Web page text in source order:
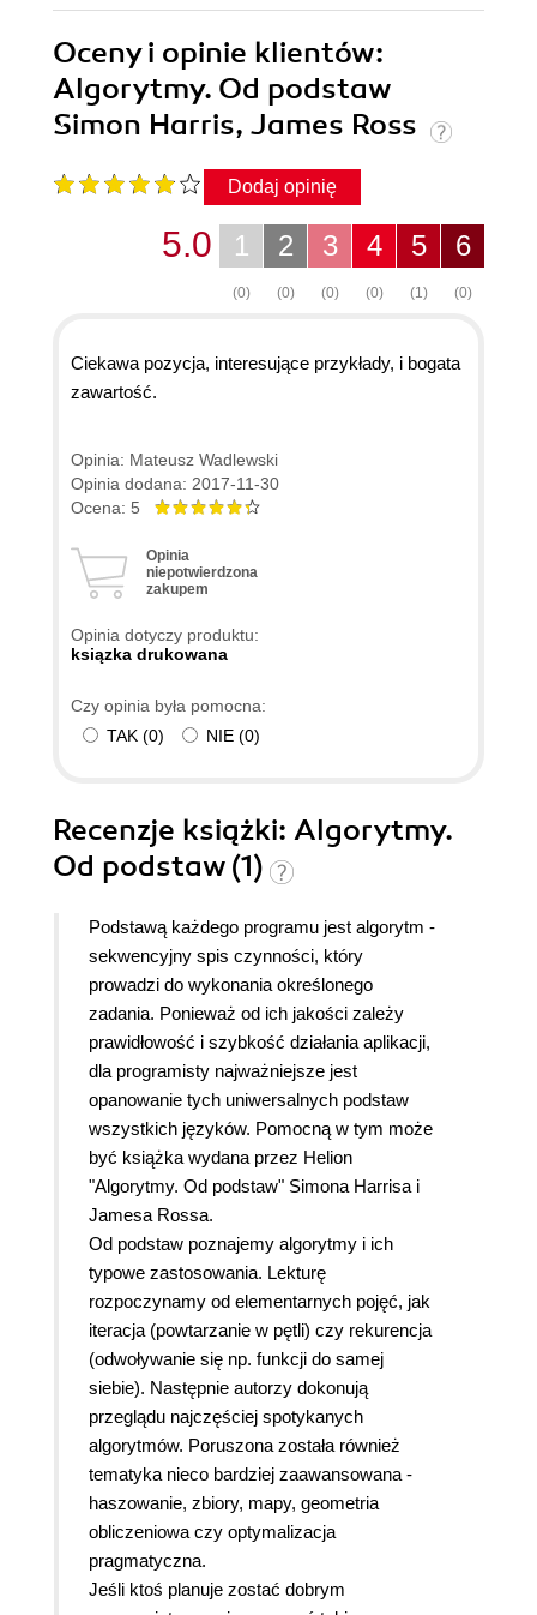
Oceny i opinie klientów:
Algorytmy. Od podstaw
Simon Harris, James Ross
Dodaj opinię
6
(0)
5
(1)
4
(0)
3
(0)
2
(0)
1
(0)
5.0
Ciekawa pozycja, interesujące przykłady, i bogata
zawartość.
Opinia: Mateusz Wadlewski
Opinia dodana: 2017-11-30
Ocena: 5
Opinia
niepotwierdzona
zakupem
Opinia dotyczy produktu:
ksiązka drukowana
Czy opinia była pomocna:
TAK (0) NIE (0)
Recenzje książki: Algorytmy.
Od podstaw (1)
Podstawą każdego programu jest algorytm -
sekwencyjny spis czynności, który
prowadzi do wykonania określonego
zadania. Ponieważ od ich jakości zależy
prawidłowość i szybkość działania aplikacji,
dla programisty najważniejsze jest
opanowanie tych uniwersalnych podstaw
wszystkich języków. Pomocną w tym może
być książka wydana przez Helion
"Algorytmy. Od podstaw" Simona Harrisa i
Jamesa Rossa.
Od podstaw poznajemy algorytmy i ich
typowe zastosowania. Lekturę
rozpoczynamy od elementarnych pojęć, jak
iteracja (powtarzanie w pętli) czy rekurencja
(odwoływanie się np. funkcji do samej
siebie). Następnie autorzy dokonują
przeglądu najczęściej spotykanych
algorytmów. Poruszona została również
tematyka nieco bardziej zaawansowana -
haszowanie, zbiory, mapy, geometria
obliczeniowa czy optymalizacja
pragmatyczna.
Jeśli ktoś planuje zostać dobrym